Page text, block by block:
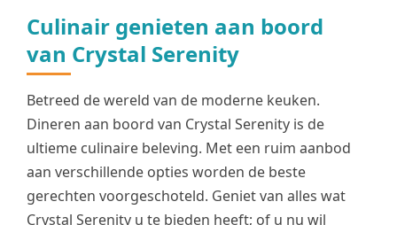
Culinair genieten aan boord
van Crystal Serenity
Betreed de wereld van de moderne keuken.
Dineren aan boord van Crystal Serenity is de
ultieme culinaire beleving. Met een ruim aanbod
aan verschillende opties worden de beste
gerechten voorgeschoteld. Geniet van alles wat
Crystal Serenity u te bieden heeft; of u nu wil